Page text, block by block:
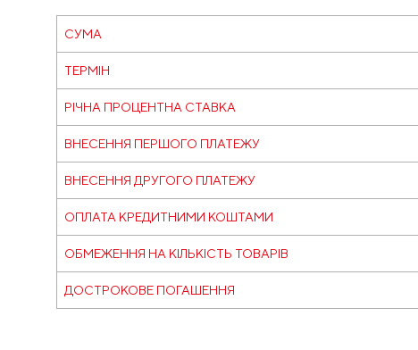
СУМА
ТЕРМІН
РІЧНА ПРОЦЕНТНА СТАВКА
ВНЕСЕННЯ ПЕРШОГО ПЛАТЕЖУ
ВНЕСЕННЯ ДРУГОГО ПЛАТЕЖУ
ОПЛАТА КРЕДИТНИМИ КОШТАМИ
ОБМЕЖЕННЯ НА КІЛЬКІСТЬ ТОВАРІВ
ДОСТРОКОВЕ ПОГАШЕННЯ